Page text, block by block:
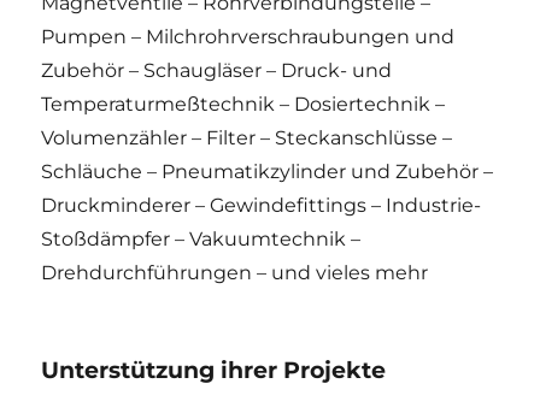
Pumpen – Milchrohrverschraubungen und
Zubehör – Schaugläser – Druck- und
Temperaturmeßtechnik – Dosiertechnik –
Volumenzähler – Filter – Steckanschlüsse –
Schläuche – Pneumatikzylinder und Zubehör –
Druckminderer – Gewindefittings – Industrie-
Stoßdämpfer – Vakuumtechnik –
Drehdurchführungen – und vieles mehr
Unterstützung ihrer Projekte